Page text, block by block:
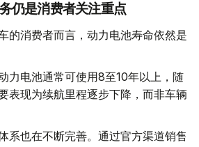
仍是消费者关注重点
的消费者而言，动力电池寿命依然是
力电池通常可使用8至10年以上，随
表现为续航里程逐步下降，而非车辆
系也在不断完善。通过官方渠道销售